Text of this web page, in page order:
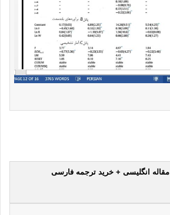
مقاله انگلیسی + خرید ترجمه فارسی